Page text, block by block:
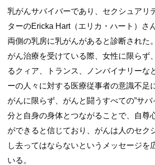
乳がんサバイバーであり、セクシュアリ
ターのEricka Hart（エリカ・ハート）さ
両側の乳房に乳がんがあると診断された
がん治療を受けている際、女性に限らず
るクィア、トランス、ノンバイナリーな
ーの人々に対する医療従事者の意識不足
がんに限らず、がんと闘うすべての”サバ
分と自身の身体とつながることで、自尊
ができると信じており、がんは人のセク
し去ってはならないというメッセージを
いる。